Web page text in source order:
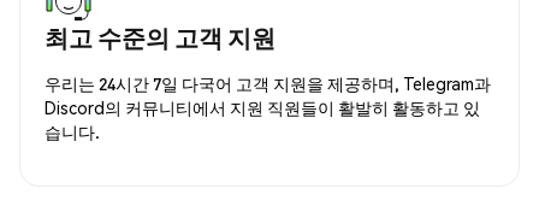
최고 수준의 고객 지원
우리는 24시간 7일 다국어 고객 지원을 제공하며, Telegram과
Discord의 커뮤니티에서 지원 직원들이 활발히 활동하고 있
습니다.